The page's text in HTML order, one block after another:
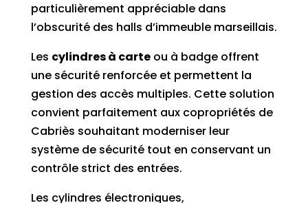
particulièrement appréciable dans
l’obscurité des halls d’immeuble marseillais.
Les cylindres à carteou à badge offrent
une sécurité renforcée et permettent la
gestion des accès multiples. Cette solution
convient parfaitement aux copropriétés de
Cabriès souhaitant moderniser leur
système de sécurité tout en conservant un
contrôle strict des entrées.
Les cylindres électroniques,